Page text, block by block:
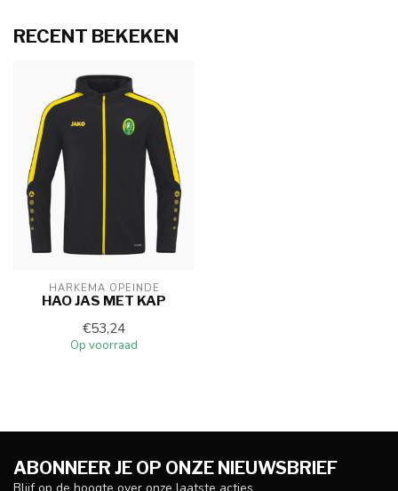
RECENT BEKEKEN
HARKEMA OPEINDE
HAO JAS MET KAP
€53,24
Op voorraad
ABONNEER JE OP ONZE NIEUWSBRIEF
Blijf op de hoogte over onze laatste acties